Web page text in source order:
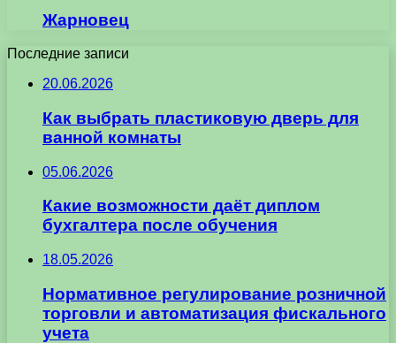
Жарновец
Последние записи
20.06.2026
Как выбрать пластиковую дверь для
ванной комнаты
05.06.2026
Какие возможности даёт диплом
бухгалтера после обучения
18.05.2026
Нормативное регулирование розничной
торговли и автоматизация фискального
учета